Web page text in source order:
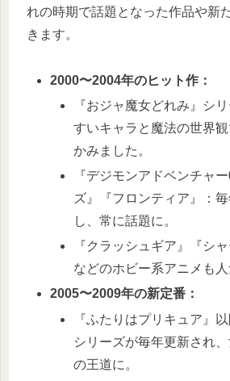
れの時期で話題となった作品や新
きます。
2000〜2004年のヒット作：
『おジャ魔女どれみ』シ
すいキャラと魔法の世界
かみました。
『デジモンアドベンチャ
ズ』『フロンティア』：
し、常に話題に。
『クラッシュギア』『シ
などのホビー系アニメも人
2005〜2009年の新定番：
『ふたりはプリキュア』
シリーズが毎年更新され
の王道に。